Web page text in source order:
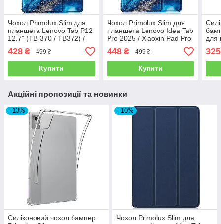
Чохол Primolux Slim для
планшета Lenovo Tab P12
12.7" (TB-370 / TB372) /
Xiaoxin Pad Pro 12.7"
(TB371) - Ocean
428 ₴ 499 ₴
Купити
Чохол Primolux Slim для
планшета Lenovo Idea Tab
Pro 2025 / Xiaoxin Pad Pro
2nd 12.7" - Ocean
448₴ 499 ₴
Купити
для
Tab
Pro
325
Акційні пропозиції та новинки
–13%
Силіконовий чохол бампер
–10%
Чохол Primolux Slim для